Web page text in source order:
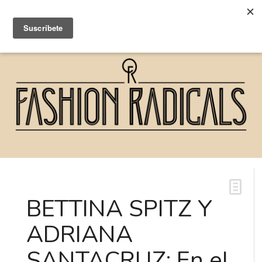
BETTINA SPITZ Y
ADRIANA